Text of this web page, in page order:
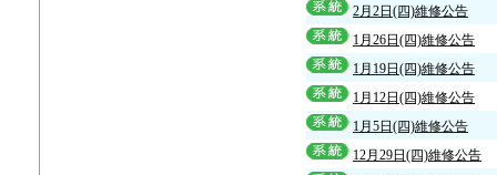
2月2日(四)維修公告
1月26日(四)維修公告
1月19日(四)維修公告
1月12日(四)維修公告
1月5日(四)維修公告
12月29日(四)維修公告